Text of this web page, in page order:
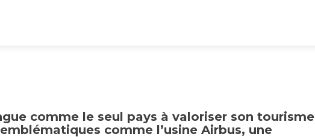
comme le seul pays à valoriser son tourisme
comme l’usine Airbus, une